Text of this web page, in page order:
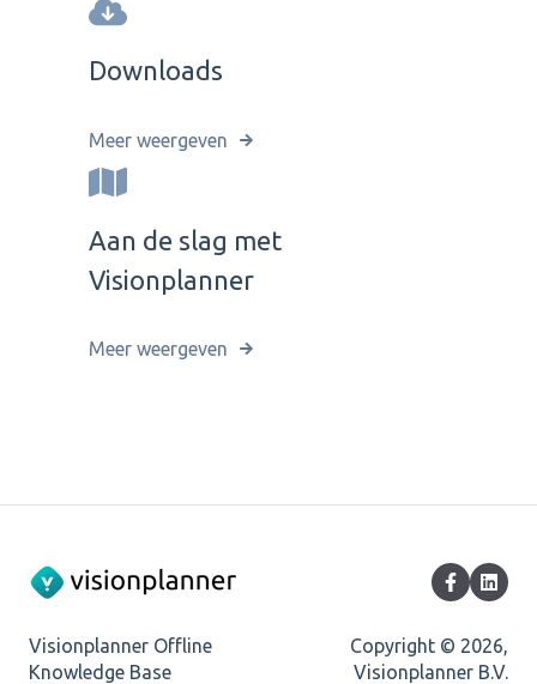
Downloads
Meer weergeven
Aan de slag met
Visionplanner
Meer weergeven
Visionplanner Offline
Knowledge Base
Copyright © 2026,
Visionplanner B.V.